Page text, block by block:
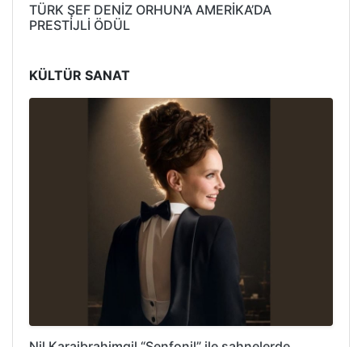
TÜRK ŞEF DENİZ ORHUN’A AMERİKA’DA
PRESTİJLİ ÖDÜL
KÜLTÜR SANAT